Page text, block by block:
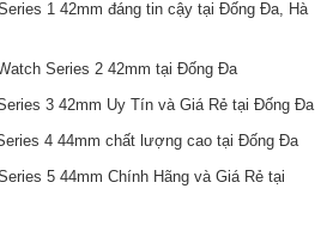
1 42mm đáng tin cậy tại Đống Đa, Hà
Series 2 42mm tại Đống Đa
3 42mm Uy Tín và Giá Rẻ tại Đống Đa
4 44mm chất lượng cao tại Đống Đa
5 44mm Chính Hãng và Giá Rẻ tại